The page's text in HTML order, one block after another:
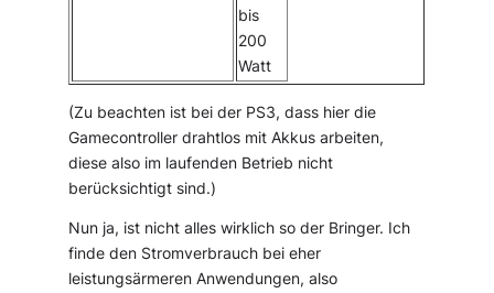
bis
200
Watt
(Zu beachten ist bei der PS3, dass hier die
Gamecontroller drahtlos mit Akkus arbeiten,
diese also im laufenden Betrieb nicht
berücksichtigt sind.)
Nun ja, ist nicht alles wirklich so der Bringer. Ich
finde den Stromverbrauch bei eher
leistungsärmeren Anwendungen, also